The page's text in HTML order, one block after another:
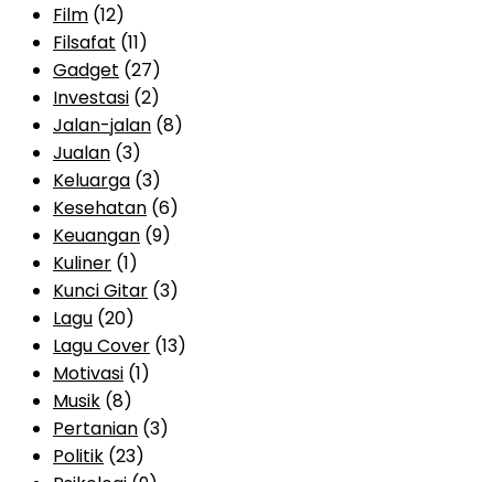
Film (12)
Filsafat (11)
Gadget (27)
Investasi (2)
Jalan-jalan (8)
Jualan (3)
Keluarga (3)
Kesehatan (6)
Keuangan (9)
Kuliner (1)
Kunci Gitar (3)
Lagu (20)
Lagu Cover (13)
Motivasi (1)
Musik (8)
Pertanian (3)
Politik (23)